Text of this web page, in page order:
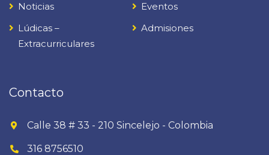
Noticias
Eventos
Lúdicas –
Extracurriculares
Admisiones
Contacto
Calle 38 # 33 - 210 Sincelejo - Colombia
316 8756510